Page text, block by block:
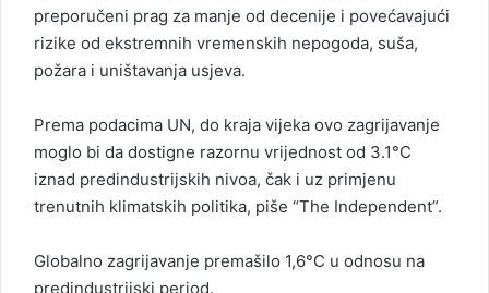
preporučeni prag za manje od decenije i povećavajući
rizike od ekstremnih vremenskih nepogoda, suša,
požara i uništavanja usjeva.
Prema podacima UN, do kraja vijeka ovo zagrijavanje
moglo bi da dostigne razornu vrijednost od 3.1°C
iznad predindustrijskih nivoa, čak i uz primjenu
trenutnih klimatskih politika, piše “The Independent”.
Globalno zagrijavanje premašilo 1,6°C u odnosu na
predindustrijski period.